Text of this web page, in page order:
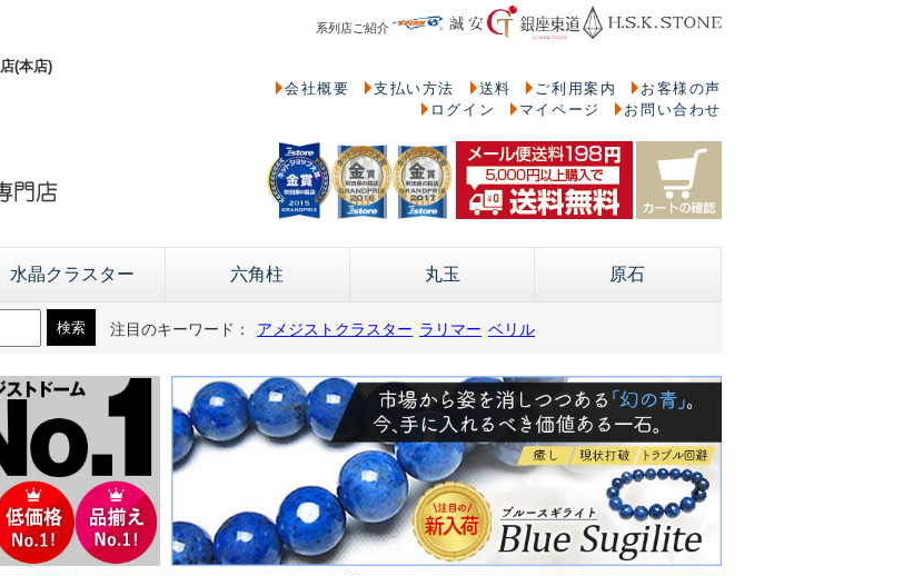
(本店)
系列店ご紹介
会社概要 支払い方法 送料 ご利用案内
お客様の声
ログイン
マイページ お問い合わせ
水晶クラスター 六角柱 丸玉 原石
注目のキーワード： アメジストクラスター ラリマー ベリル